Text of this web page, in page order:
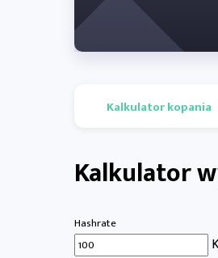
Kalkulator kopania
Kalkulator
Hashrate